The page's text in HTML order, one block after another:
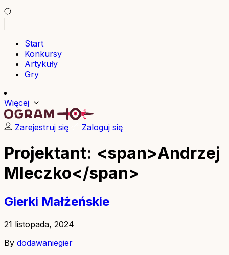
Start
Konkursy
Artykuły
Gry
Więcej
Zarejestruj się Zaloguj się
Projektant: <span>Andrzej
Mleczko</span>
Gierki Małżeńskie
21 listopada, 2024
By dodawaniegier